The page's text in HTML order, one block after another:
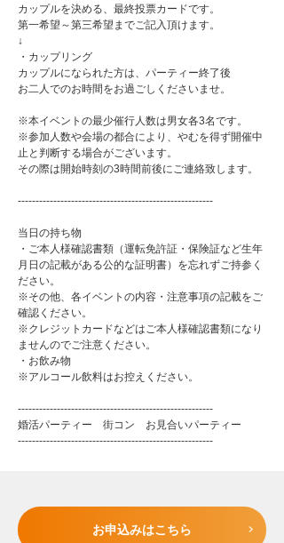
カップルを決める、最終投票カードです。
第一希望～第三希望までご記入頂けます。
↓
・カップリング
カップルになられた方は、パーティー終了後
お二人でのお時間をお過ごしくださいませ。
※本イベントの最少催行人数は男女各3名です。
※参加人数や会場の都合により、やむを得ず開催中
止と判断する場合がございます。
その際は開始時刻の3時間前後にご連絡致します。
-------------------------------------------------------
当日の持ち物
・ご本人様確認書類（運転免許証・保険証など生年
月日の記載がある公的な証明書）を忘れずご持参く
ださい。
※その他、各イベントの内容・注意事項の記載をご
確認ください。
※クレジットカードなどはご本人様確認書類になり
ませんのでご注意ください。
・お飲み物
※アルコール飲料はお控えください。
-------------------------------------------------------
婚活パーティー 街コン お見合いパーティー
-------------------------------------------------------
お申込みはこちら